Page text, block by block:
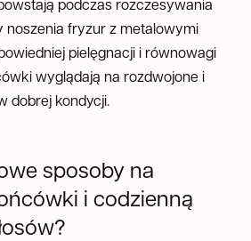
podczas rozczesywania
noszenia fryzur z metalowymi
pielęgnacji i równowagi
wyglądają na rozdwojone i
dobrej kondycji.
sposoby na
i codzienną